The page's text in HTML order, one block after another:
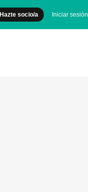
Hazte socio/a Iniciar sesión